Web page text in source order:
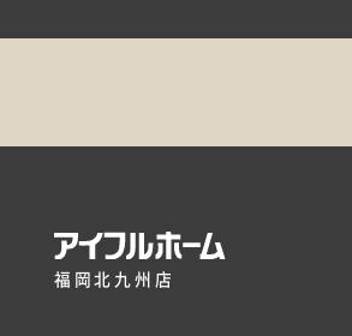
福岡北九州店